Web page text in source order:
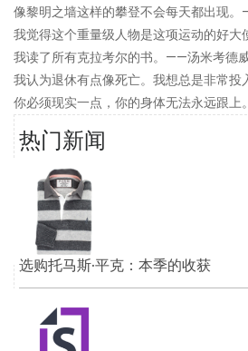
像黎明之墙这样的攀登不会每天都出现
我觉得这个重量级人物是这项运动的好
我读了所有克拉考尔的书。——汤米考德
我认为退休有点像死亡。我想总是非常投
你必须现实一点，你的身体无法永远跟
热门新闻
选购托马斯·平克：本季的收获